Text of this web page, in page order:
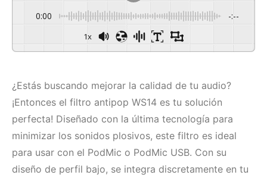
0:00 -:--
1x
¿Estás buscando mejorar la calidad de tu audio?
¡Entonces el filtro antipop WS14 es tu solución
perfecta! Diseñado con la última tecnología para
minimizar los sonidos plosivos, este filtro es ideal
para usar con el PodMic o PodMic USB. Con su
diseño de perfil bajo, se integra discretamente en tu